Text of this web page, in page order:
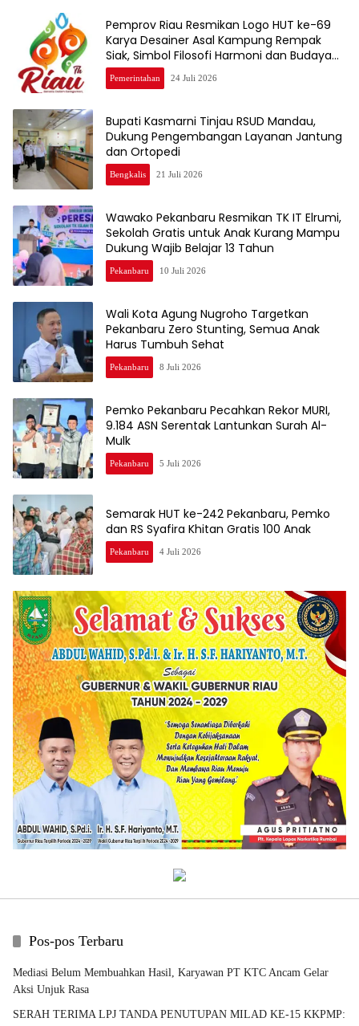
Pemprov Riau Resmikan Logo HUT ke-69
Karya Desainer Asal Kampung Rempak
Siak, Simbol Filosofi Harmoni dan Budaya
Melayu
Pemerintahan 24 Juli 2026
Bupati Kasmarni Tinjau RSUD Mandau,
Dukung Pengembangan Layanan Jantung
dan Ortopedi
Bengkalis 21 Juli 2026
Wawako Pekanbaru Resmikan TK IT Elrumi,
Sekolah Gratis untuk Anak Kurang Mampu
Dukung Wajib Belajar 13 Tahun
Pekanbaru 10 Juli 2026
Wali Kota Agung Nugroho Targetkan
Pekanbaru Zero Stunting, Semua Anak
Harus Tumbuh Sehat
Pekanbaru 8 Juli 2026
Pemko Pekanbaru Pecahkan Rekor MURI,
9.184 ASN Serentak Lantunkan Surah Al-
Mulk
Pekanbaru 5 Juli 2026
Semarak HUT ke-242 Pekanbaru, Pemko
dan RS Syafira Khitan Gratis 100 Anak
Pekanbaru 4 Juli 2026
Pos-pos Terbaru
Mediasi Belum Membuahkan Hasil, Karyawan PT KTC Ancam Gelar
Aksi Unjuk Rasa
SERAH TERIMA LPJ TANDA PENUTUPAN MILAD KE-15 KKPMP: